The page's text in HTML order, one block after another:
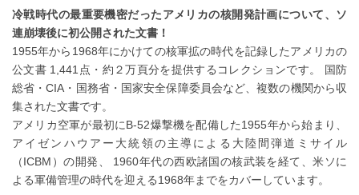
冷戦時代の最重要機密だったアメリカの核開発計画について、ソ
連崩壊後に初公開された文書！
1955年から1968年にかけての核軍拡の時代を記録したアメリカの
公文書 1,441点・約２万頁分を提供するコレクションです。 国防
総省・CIA・国務省・国家安全保障委員会など、複数の機関から収
集された文書です。
アメリカ空軍が最初にB-52爆撃機を配備した1955年から始まり、
アイゼンハウアー大統領の主導による大陸間弾道ミサイル
（ICBM）の開発、 1960年代の西欧諸国の核武装を経て、米ソに
よる軍備管理の時代を迎える1968年までをカバーしています。